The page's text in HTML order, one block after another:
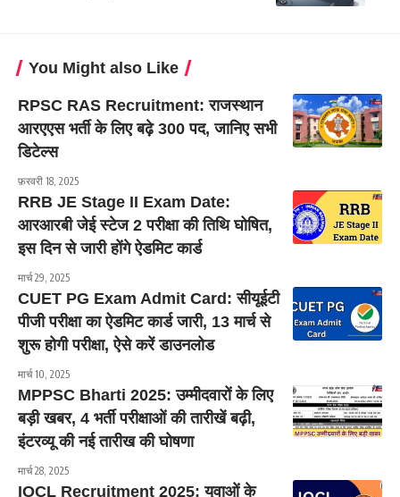
You Might also Like
RPSC RAS Recruitment: राजस्थान
आरएएस भर्ती के लिए बढ़े 300 पद, जानिए सभी
डिटेल्स
फ़रवरी 18, 2025
RRB JE Stage II Exam Date:
आरआरबी जेई स्टेज 2 परीक्षा की तिथि घोषित,
इस दिन से जारी होंगे ऐडमिट कार्ड
मार्च 29, 2025
CUET PG Exam Admit Card: सीयूईटी
पीजी परीक्षा का ऐडमिट कार्ड जारी, 13 मार्च से
शुरू होगी परीक्षा, ऐसे करें डाउनलोड
मार्च 10, 2025
MPPSC Bharti 2025: उम्मीदवारों के लिए
बड़ी खबर, 4 भर्ती परीक्षाओं की तारीखें बढ़ी,
इंटरव्यू की नई तारीख की घोषणा
मार्च 28, 2025
IOCL Recruitment 2025: युवाओं के